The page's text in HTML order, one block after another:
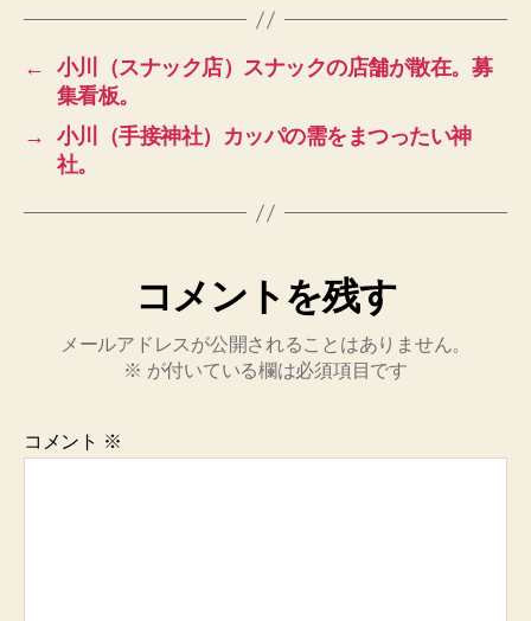
←
小川（スナック店）スナックの店舗が散在。募
集看板。
→
小川（手接神社）カッパの需をまつったい神
社。
コメントを残す
メールアドレスが公開されることはありません。
※ が付いている欄は必須項目です
コメント ※